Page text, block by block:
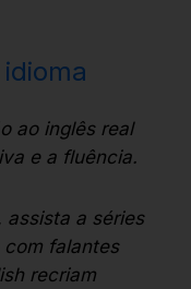
ao inglês real
e a fluência.
assista a séries
com falantes
recriam